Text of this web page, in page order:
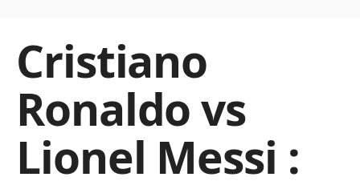
Cristiano
Ronaldo vs
Lionel Messi :